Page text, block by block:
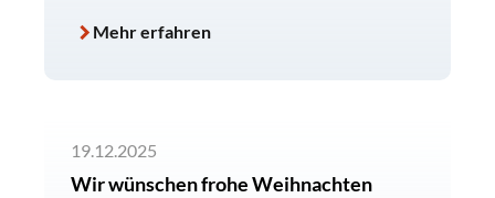
Mehr erfahren
19.12.2025
Wir wünschen frohe Weihnachten